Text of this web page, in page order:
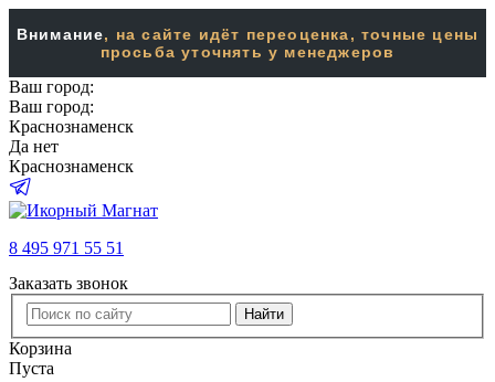
Внимание, на сайте идёт переоценка, точные цены
просьба уточнять у менеджеров
Ваш город:
Ваш город:
Краснознаменск
Да нет
Краснознаменск
8 495 971 55 51
Заказать звонок
Найти
Корзина
Пуста